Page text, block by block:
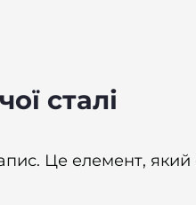
сталі
Це елемент, який